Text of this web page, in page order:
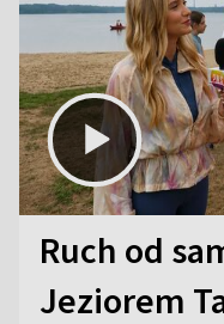
Ruch od
Jeziorem